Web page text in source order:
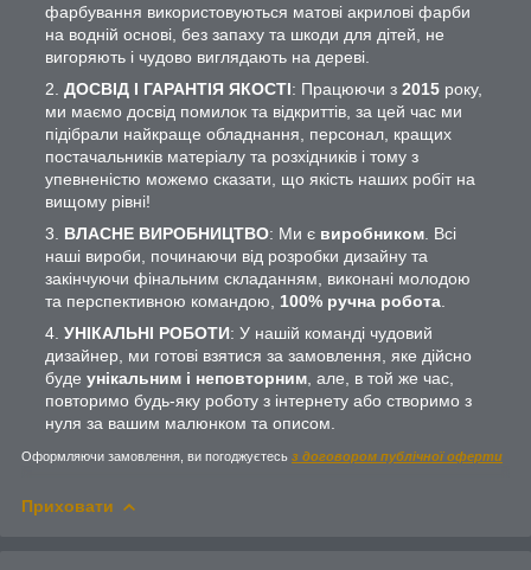
фарбування використовуються матові акрилові фарби
на водній основі, без запаху та шкоди для дітей, не
вигоряють і чудово виглядають на дереві.
ДОСВІД І ГАРАНТІЯ ЯКОСТІ: Працюючи з 2015 року,
ми маємо досвід помилок та відкриттів, за цей час ми
підібрали найкраще обладнання, персонал, кращих
постачальників матеріалу та розхідників і тому з
упевненістю можемо сказати, що якість наших робіт на
вищому рівні!
ВЛАСНЕ ВИРОБНИЦТВО: Ми є виробником . Всі
наші вироби, починаючи від розробки дизайну та
закінчуючи фінальним складанням, виконані молодою
та перспективною командою, 100% ручна робота
УНІКАЛЬНІ РОБОТИ: У нашій команді чудовий
дизайнер, ми готові взятися за замовлення, яке дійсно
буде унікальним і неповторним , але, в той же час,
повторимо будь-яку роботу з інтернету або створимо з
нуля за вашим малюнком та описом.
Оформляючи замовлення, ви погоджуєтесь з договором публічної оферти
Приховати